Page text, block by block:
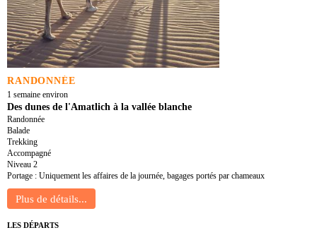
RANDONNÉE
1 semaine environ
Des dunes de l'Amatlich à la vallée blanche
Randonnée
Balade
Trekking
Accompagné
Niveau 2
Portage : Uniquement les affaires de la journée, bagages portés par chameaux
LES DÉPARTS